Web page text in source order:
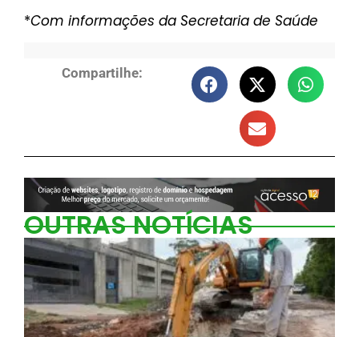
*Com informações da Secretaria de Saúde
Compartilhe:
OUTRAS NOTÍCIAS